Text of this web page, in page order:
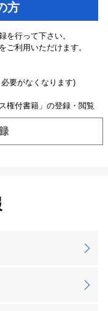
方
を行って下さい。
ご利用いただけます。
要がなくなります)
権付書籍」の登録・閲覧